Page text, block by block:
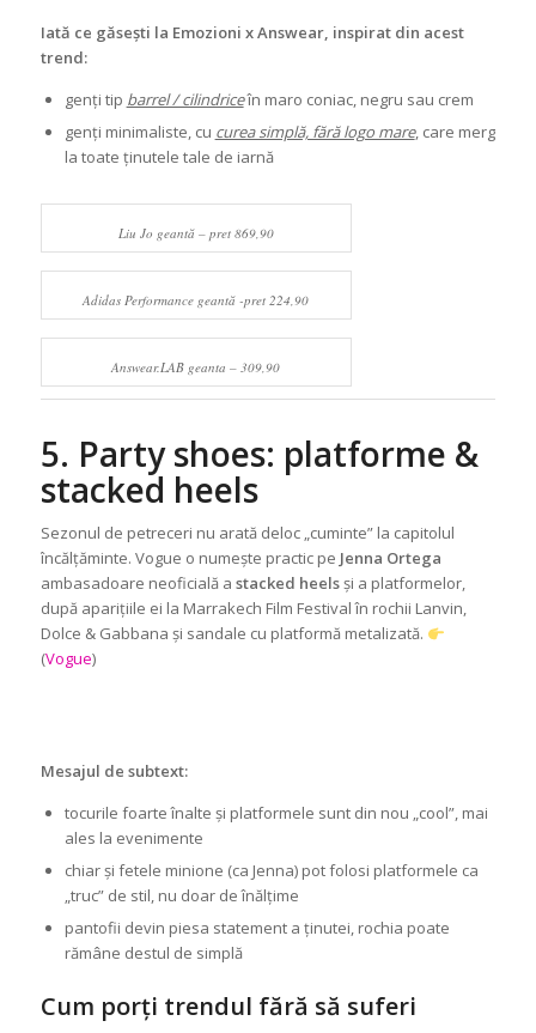
Iată ce găsești la Emozioni x Answear, inspirat din acest
trend:
genți tip barrel / cilindriceîn maro coniac, negru sau crem
genți minimaliste, cu curea simplă, fără logo mare, care merg
la toate ținutele tale de iarnă
Liu Jo geantă – pret 869,90
Adidas Performance geantă -pret 224,90
Answear.LAB geanta – 309,90
5. Party shoes: platforme &
stacked heels
Sezonul de petreceri nu arată deloc „cuminte” la capitolul
încălțăminte. Vogue o numește practic pe Jenna Ortega
ambasadoare neoficială a stacked heelsși a platformelor,
după aparițiile ei la Marrakech Film Festival în rochii Lanvin,
Dolce & Gabbana și sandale cu platformă metalizată.
(Vogue)
Mesajul de subtext:
tocurile foarte înalte și platformele sunt din nou „cool”, mai
ales la evenimente
chiar și fetele minione (ca Jenna) pot folosi platformele ca
„truc” de stil, nu doar de înălțime
pantofii devin piesa statement a ținutei, rochia poate
rămâne destul de simplă
Cum porți trendul fără să suferi